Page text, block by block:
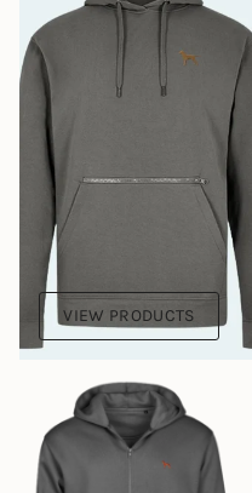
VIEW PRODUCTS